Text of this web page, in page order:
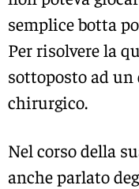
semplice botta
Per risolvere la
sottoposto ad
chirurgico.
Nel corso della
anche parlato